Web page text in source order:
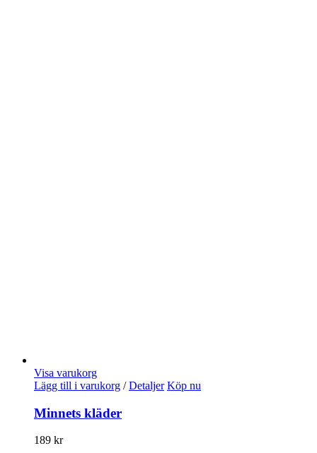
Visa varukorg
Lägg till i varukorg / Detaljer Köp nu
Minnets kläder
189 kr